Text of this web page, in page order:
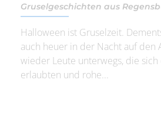
Gruselgeschichten aus
Halloween ist Gruselzeit.
auch heuer in der Nacht auf den
wieder Leute unterwegs, die sich
erlaubten und rohe...